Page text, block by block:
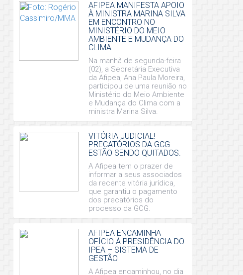
AFIPEA MANIFESTA APOIO
À MINISTRA MARINA SILVA
EM ENCONTRO NO
MINISTÉRIO DO MEIO
AMBIENTE E MUDANÇA DO
CLIMA
Na manhã de segunda-feira
(02), a Secretária Executiva
da Afipea, Ana Paula Moreira,
participou de uma reunião no
Ministério do Meio Ambiente
e Mudança do Clima com a
ministra Marina Silva.
VITÓRIA JUDICIAL!
PRECATÓRIOS DA GCG
ESTÃO SENDO QUITADOS.
A Afipea tem o prazer de
informar a seus associados
da recente vitória jurídica,
que garantiu o pagamento
dos precatórios do
processo da GCG.
AFIPEA ENCAMINHA
OFÍCIO À PRESIDÊNCIA DO
IPEA – SISTEMA DE
GESTÃO
A Afipea encaminhou, no dia